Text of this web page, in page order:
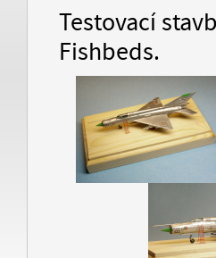
Testovací
Fishbeds.